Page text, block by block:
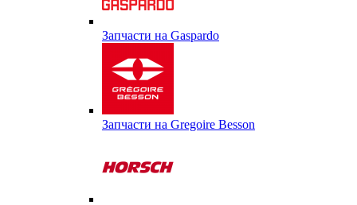
Запчасти на Gaspardo
Запчасти на Gregoire Besson